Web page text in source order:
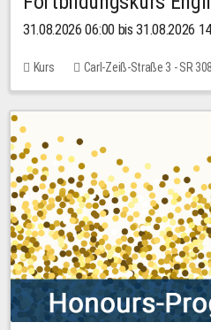
31.08.2026 06:00 bis 31.08.2026
Kurs Carl-Zeiß-Straße 3 - SR 308